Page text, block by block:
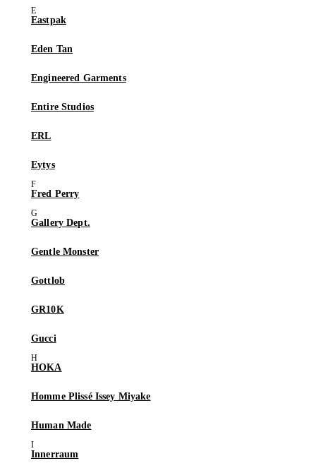
Eastpak
Eden Tan
Engineered Garments
Entire Studios
ERL
Eytys
Fred Perry
Gallery Dept.
Gentle Monster
Gottlob
GR10K
Gucci
HOKA
Homme Plissé Issey Miyake
Human Made
Innerraum